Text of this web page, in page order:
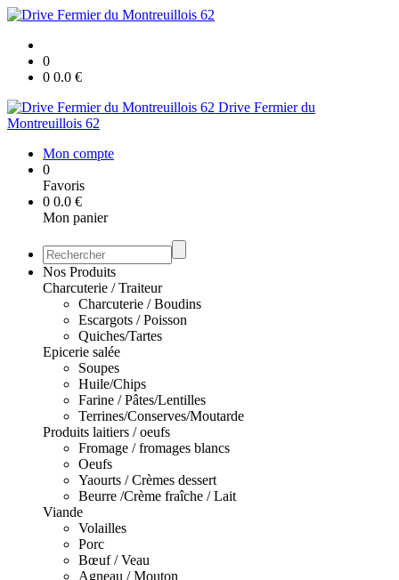
0
0 0.0 €
Drive Fermier du
Montreuillois 62
Mon compte
0
Favoris
0 0.0 €
Mon panier
Nos Produits
Charcuterie / Traiteur
Charcuterie / Boudins
Escargots / Poisson
Quiches/Tartes
Epicerie salée
Soupes
Huile/Chips
Farine / Pâtes/Lentilles
Terrines/Conserves/Moutarde
Produits laitiers / oeufs
Fromage / fromages blancs
Oeufs
Yaourts / Crèmes dessert
Beurre /Crème fraîche / Lait
Viande
Volailles
Porc
Bœuf / Veau
Agneau / Mouton